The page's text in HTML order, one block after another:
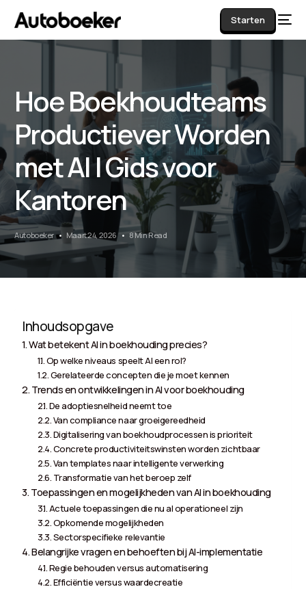
Starten
Hoe Boekhoudteams
Productiever Worden
met AI | Gids voor
Kantoren
Autoboeker Maart 24, 2026 8 Min Read
Inhoudsopgave
Wat betekent AI in boekhouding precies?
Op welke niveaus speelt AI een rol?
Gerelateerde concepten die je moet kennen
Trends en ontwikkelingen in AI voor boekhouding
De adoptiesnelheid neemt toe
Van compliance naar groeigereedheid
Digitalisering van boekhoudprocessen is prioriteit
Concrete productiviteitswinsten worden zichtbaar
Van templates naar intelligente verwerking
Transformatie van het beroep zelf
Toepassingen en mogelijkheden van AI in boekhouding
Actuele toepassingen die nu al operationeel zijn
Opkomende mogelijkheden
Sectorspecifieke relevantie
Belangrijke vragen en behoeften bij AI-implementatie
Regie behouden versus automatisering
Efficiëntie versus waardecreatie
AI